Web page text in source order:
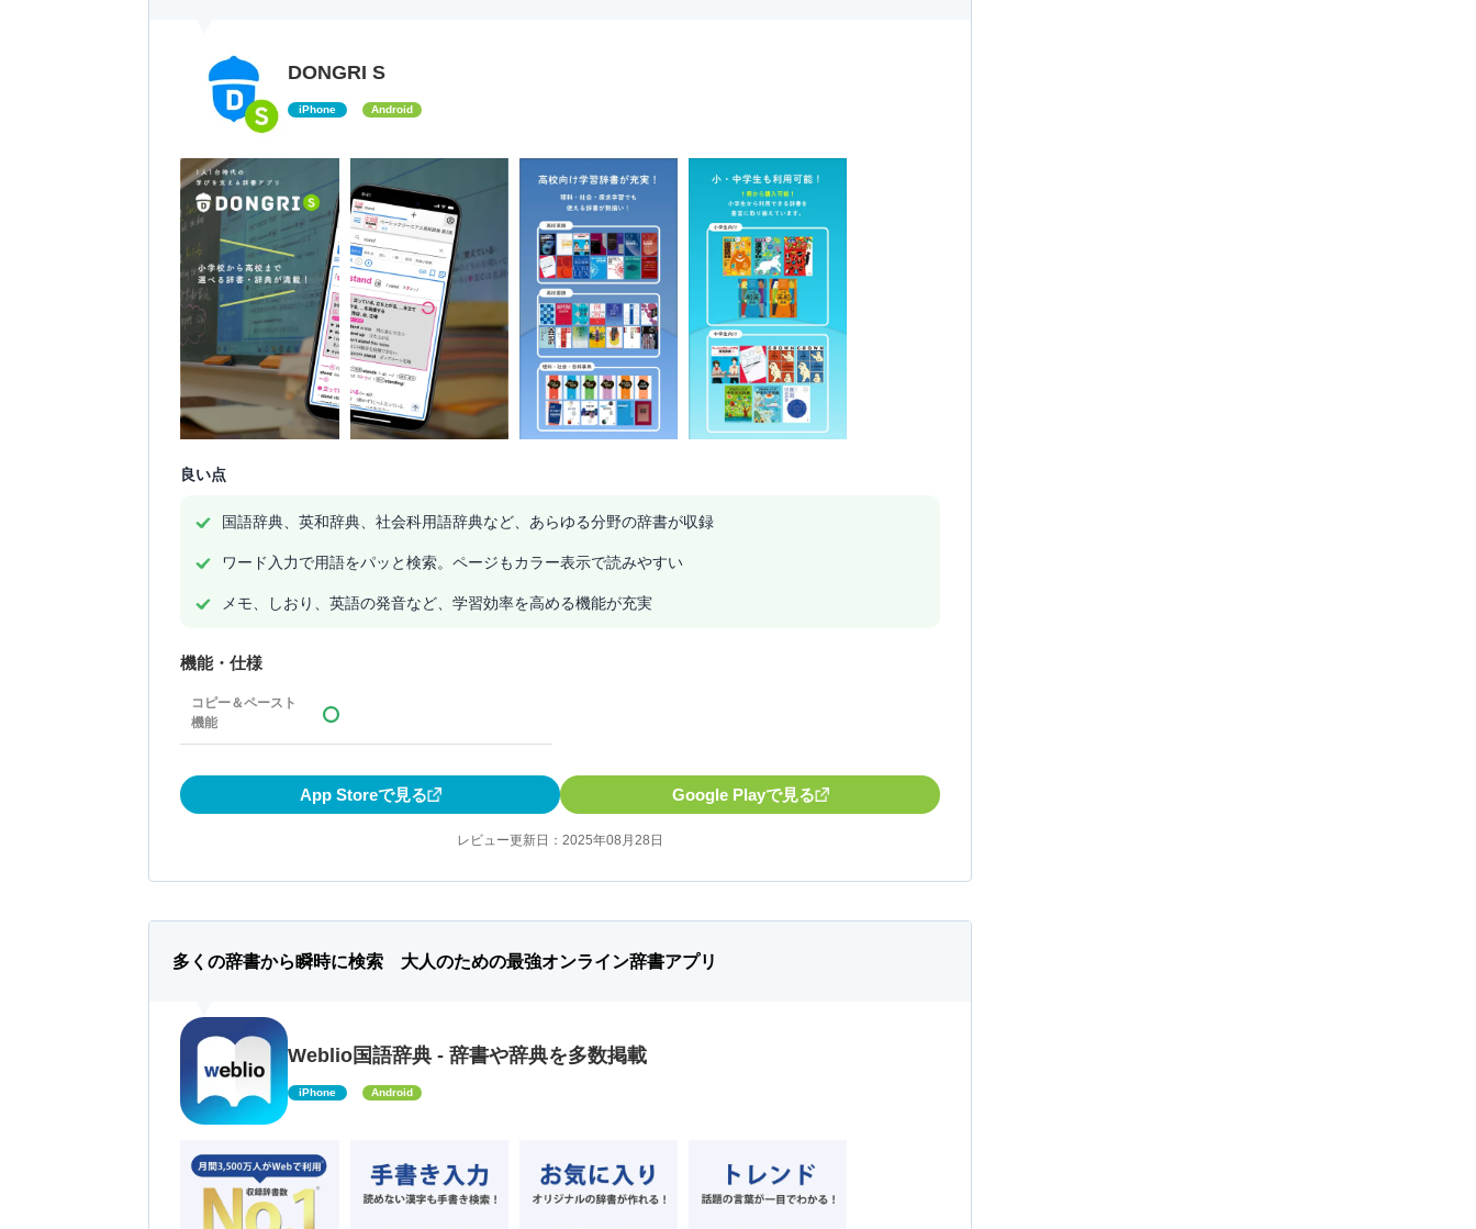
DONGRI S
iPhone Android
良い点
国語辞典、英和辞典、社会科用語辞典など、あらゆる分野の辞書が収録
ワード入力で用語をパッと検索。ページもカラー表示で読みやすい
メモ、しおり、英語の発音など、学習効率を高める機能が充実
機能・仕様
コピー＆ペースト
機能
App Storeで見る Google Playで見る
レビュー更新日：2025年08月28日
多くの辞書から瞬時に検索 大人のための最強オンライン辞書アプリ
Weblio国語辞典 - 辞書や辞典を多数掲載
iPhone Android